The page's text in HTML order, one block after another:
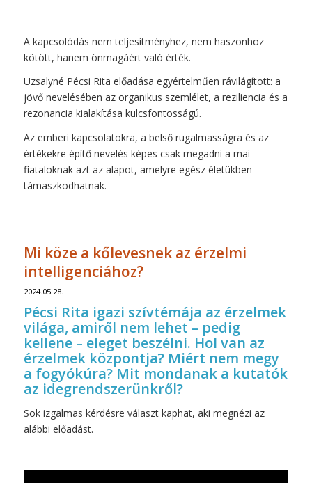
A kapcsolódás nem teljesítményhez, nem haszonhoz
kötött, hanem önmagáért való érték.
Uzsalyné Pécsi Rita előadása egyértelműen rávilágított: a
jövő nevelésében az organikus szemlélet, a reziliencia és a
rezonancia kialakítása kulcsfontosságú.
Az emberi kapcsolatokra, a belső rugalmasságra és az
értékekre építő nevelés képes csak megadni a mai
fiataloknak azt az alapot, amelyre egész életükben
támaszkodhatnak.
Mi köze a kőlevesnek az érzelmi
intelligenciához?
2024.05.28.
Pécsi Rita igazi szívtémája az érzelmek
világa, amiről nem lehet – pedig
kellene – eleget beszélni. Hol van az
érzelmek központja? Miért nem megy
a fogyókúra? Mit mondanak a kutatók
az idegrendszerünkről?
Sok izgalmas kérdésre választ kaphat, aki megnézi az
alábbi előadást.